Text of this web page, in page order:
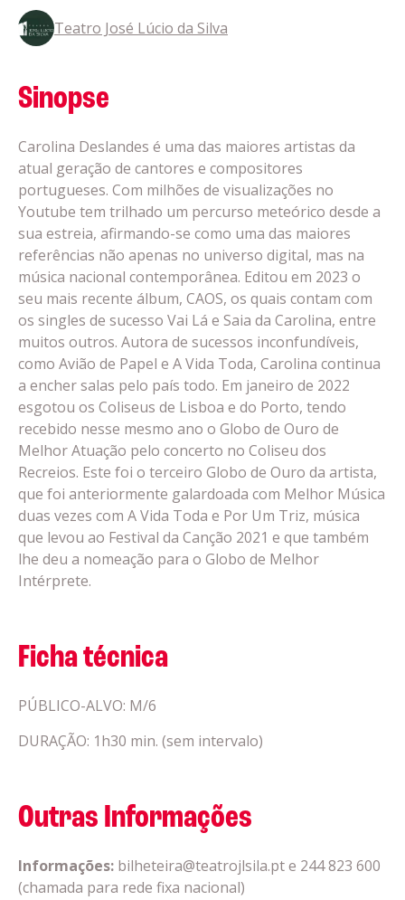
Teatro José Lúcio da Silva
Sinopse
Carolina Deslandes é uma das maiores artistas da
atual geração de cantores e compositores
portugueses. Com milhões de visualizações no
Youtube tem trilhado um percurso meteórico desde a
sua estreia, afirmando-se como uma das maiores
referências não apenas no universo digital, mas na
música nacional contemporânea. Editou em 2023 o
seu mais recente álbum, CAOS, os quais contam com
os singles de sucesso Vai Lá e Saia da Carolina, entre
muitos outros. Autora de sucessos inconfundíveis,
como Avião de Papel e A Vida Toda, Carolina continua
a encher salas pelo país todo. Em janeiro de 2022
esgotou os Coliseus de Lisboa e do Porto, tendo
recebido nesse mesmo ano o Globo de Ouro de
Melhor Atuação pelo concerto no Coliseu dos
Recreios. Este foi o terceiro Globo de Ouro da artista,
que foi anteriormente galardoada com Melhor Música
duas vezes com A Vida Toda e Por Um Triz, música
que levou ao Festival da Canção 2021 e que também
lhe deu a nomeação para o Globo de Melhor
Intérprete.
Ficha técnica
PÚBLICO-ALVO: M/6
DURAÇÃO: 1h30 min. (sem intervalo)
Outras Informações
Informações: bilheteira@teatrojlsila.pt e 244 823 600
(chamada para rede fixa nacional)